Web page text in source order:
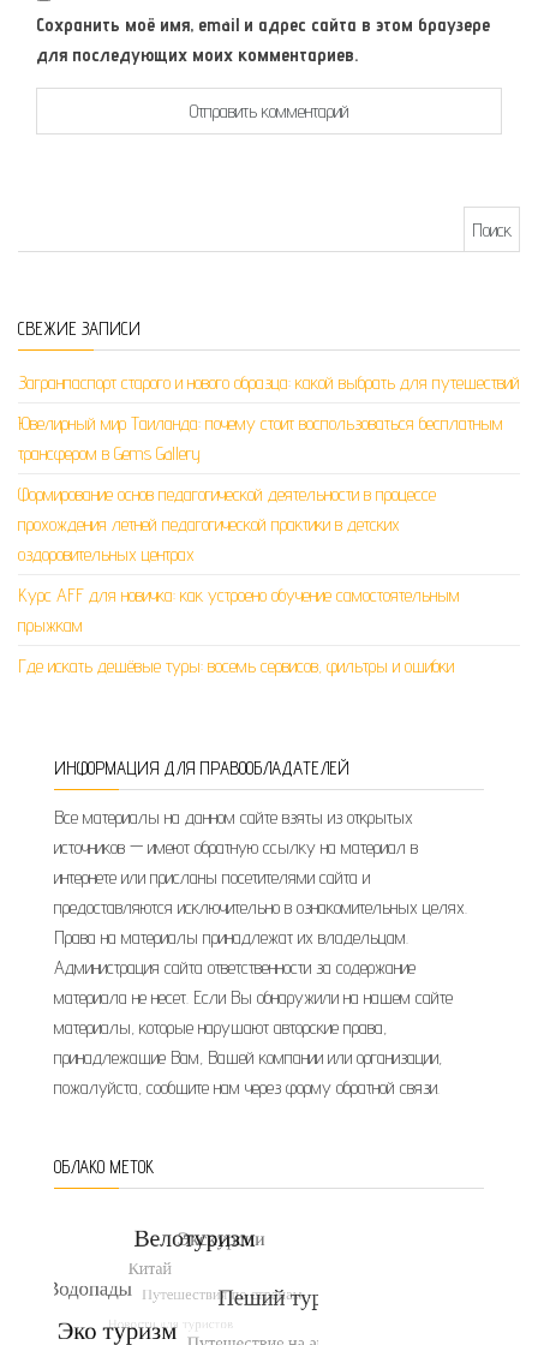
Сохранить моё имя, email и адрес сайта в этом браузере
для последующих моих комментариев.
СВЕЖИЕ ЗАПИСИ
Загранпаспорт старого и нового образца: какой выбрать для путешествий
Ювелирный мир Таиланда: почему стоит воспользоваться бесплатным
трансфером в Gems Gallery
Формирование основ педагогической деятельности в процессе
прохождения летней педагогической практики в детских
оздоровительных центрах
Курс AFF для новичка: как устроено обучение самостоятельным
прыжкам
Где искать дешёвые туры: восемь сервисов, фильтры и ошибки
ИНФОРМАЦИЯ ДЛЯ ПРАВООБЛАДАТЕЛЕЙ
Все материалы на данном сайте взяты из открытых
источников — имеют обратную ссылку на материал в
интернете или присланы посетителями сайта и
предоставляются исключительно в ознакомительных целях.
Права на материалы принадлежат их владельцам.
Администрация сайта ответственности за содержание
материала не несет. Если Вы обнаружили на нашем сайте
материалы, которые нарушают авторские права,
принадлежащие Вам, Вашей компании или организации,
пожалуйста, сообщите нам через форму обратной связи.
ОБЛАКО МЕТОК